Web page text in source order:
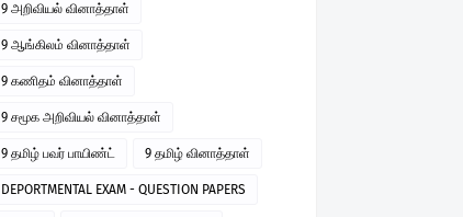
9 அறிவியல் வினாத்தாள்
9 ஆங்கிலம் வினாத்தாள்
9 கணிதம் வினாத்தாள்
9 சமூக அறிவியல் வினாத்தாள்
9 தமிழ் பவர் பாயிண்ட் 9 தமிழ் வினாத்தாள்
DEPORTMENTAL EXAM - QUESTION PAPERS